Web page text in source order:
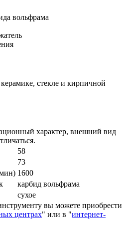
вольфрама
стекле и кирпичной
характер, внешний вид
58
73
1600
карбид вольфрама
сухое
вы можете приобрести
центрах" или в "интернет-